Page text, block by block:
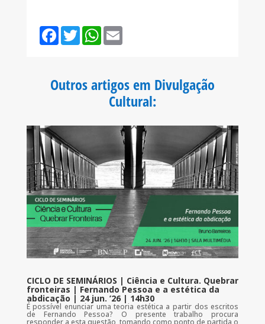
F
o
T
w
r
W
A
p
E
Outros artigos em Divulgação
Cultural:
CICLO DE SEMINÁRIOS | Ciência e Cultura. Quebrar
fronteiras | Fernando Pessoa e a estética da
abdicação | 24 jun. ’26 | 14h30
É possível enunciar uma teoria estética a partir dos escritos
de Fernando Pessoa? O presente trabalho procura
responder a esta questão, tomando como ponto de partida o